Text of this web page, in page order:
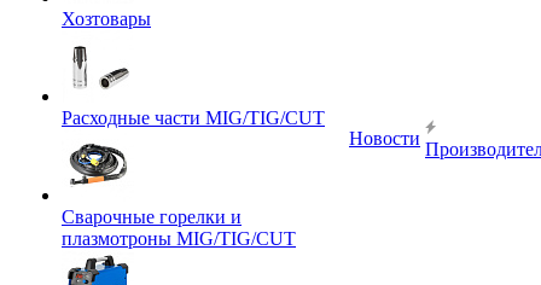
Хозтовары
Расходные части MIG/TIG/CUT
Сварочные горелки и
плазмотроны MIG/TIG/CUT
Новости